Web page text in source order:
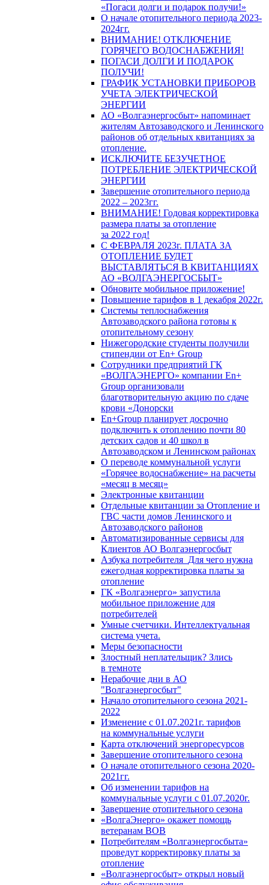
«Погаси долги и подарок получи!»
О начале отопительного периода 2023-
2024гг.
ВНИМАНИЕ! ОТКЛЮЧЕНИЕ
ГОРЯЧЕГО ВОДОСНАБЖЕНИЯ!
ПОГАСИ ДОЛГИ И ПОДАРОК
ПОЛУЧИ!
ГРАФИК УСТАНОВКИ ПРИБОРОВ
УЧЕТА ЭЛЕКТРИЧЕСКОЙ
ЭНЕРГИИ
АО «Волгаэнергосбыт» напоминает
жителям Автозаводского и Ленинского
районов об отдельных квитанциях за
отопление.
ИСКЛЮЧИТЕ БЕЗУЧЕТНОЕ
ПОТРЕБЛЕНИЕ ЭЛЕКТРИЧЕСКОЙ
ЭНЕРГИИ
Завершение отопительного периода
2022 – 2023гг.
ВНИМАНИЕ! Годовая корректировка
размера платы за отопление
за 2022 год!
С ФЕВРАЛЯ 2023г. ПЛАТА ЗА
ОТОПЛЕНИЕ БУДЕТ
ВЫСТАВЛЯТЬСЯ В КВИТАНЦИЯХ
АО «ВОЛГАЭНЕРГОСБЫТ»
Обновите мобильное приложение!
Повышение тарифов в 1 декабря 2022г.
Системы теплоснабжения
Автозаводского района готовы к
отопительному сезону
Нижегородские студенты получили
стипендии от En+ Group
Сотрудники предприятий ГК
«ВОЛГАЭНЕРГО» компании En+
Group организовали
благотворительную акцию по сдаче
крови «Донорски
En+Group планирует досрочно
подключить к отоплению почти 80
детских садов и 40 школ в
Автозаводском и Ленинском районах
О переводе коммунальной услуги
«Горячее водоснабжение» на расчеты
«месяц в месяц»
Электронные квитанции
Отдельные квитанции за Отопление и
ГВС части домов Ленинского и
Автозаводского районов
Автоматизированные сервисы для
Клиентов АО Волгаэнергосбыт
Азбука потребителя_Для чего нужна
ежегодная корректировка платы за
отопление
ГК «Волгаэнерго» запустила
мобильное приложение для
потребителей
Умные счетчики. Интеллектуальная
система учета.
Меры безопасности
Злостный неплательщик? Злись
в темноте
Нерабочие дни в АО
"Волгаэнергосбыт"
Начало отопительного сезона 2021-
2022
Изменение с 01.07.2021г. тарифов
на коммунальные услуги
Карта отключений энергоресурсов
Завершение отопительного сезона
О начале отопительного сезона 2020-
2021гг.
Об изменении тарифов на
коммунальные услуги с 01.07.2020г.
Завершение отопительного сезона
«ВолгаЭнерго» окажет помощь
ветеранам ВОВ
Потребителям «Волгаэнергосбыта»
проведут корректировку платы за
отопление
«Волгаэнергосбыт» открыл новый